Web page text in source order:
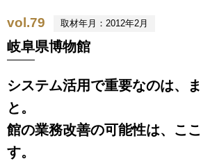
vol.79 取材年月：2012年2月
岐阜県博物館
システム活用で重要なのは、
と。
館の業務改善の可能性は、こ
す。